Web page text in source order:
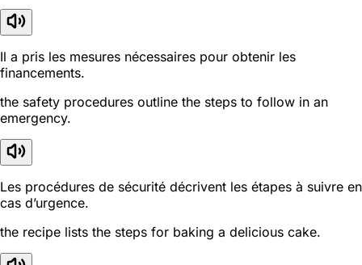
Il a pris les mesures nécessaires pour obtenir les
financements.
the safety procedures outline the steps to follow in an
emergency.
Les procédures de sécurité décrivent les étapes à suivre en
cas d’urgence.
the recipe lists the steps for baking a delicious cake.